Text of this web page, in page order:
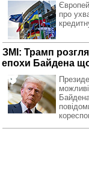
про
ЗМІ: Трамп
епохи Байдена